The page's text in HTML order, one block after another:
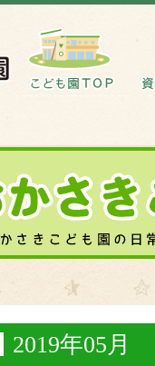
2019年05月